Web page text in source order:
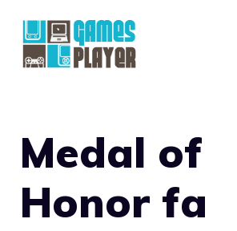
contenuto
Medal of
Honor fa